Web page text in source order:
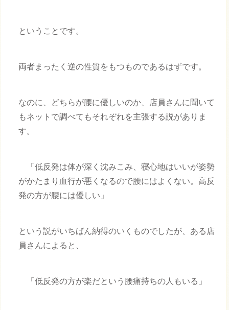
ということです。
両者まったく逆の性質をもつものであるはずです。
なのに、どちらが腰に優しいのか、店員さんに聞いて
もネットで調べてもそれぞれを主張する説がありま
す。
「低反発は体が深く沈みこみ、寝心地はいいが姿勢
がかたまり血行が悪くなるので腰にはよくない。高反
発の方が腰には優しい」
という説がいちばん納得のいくものでしたが、ある店
員さんによると、
「低反発の方が楽だという腰痛持ちの人もいる」